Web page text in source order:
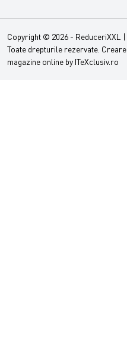
Copyright © 2026 - ReduceriXXL |
Toate drepturile rezervate. Creare
magazine online by ITeXclusiv.ro